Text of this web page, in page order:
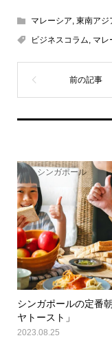
マレーシア, 東南アジ
ビジネスコラム, マレ
シンガポール
シンガポールの定番
ヤトースト」
2023.08.25